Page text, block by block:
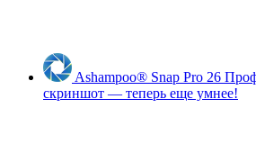
Ashampoo® Snap Pro 26
скриншот — теперь еще умнее!